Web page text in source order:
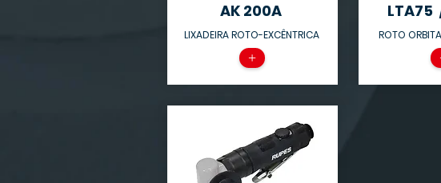
AK 200A
LIXADEIRA ROTO-EXCÊNTRICA
+
LTA75
ROTO